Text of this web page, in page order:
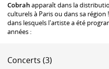
Cobrahapparaît dans la
culturels à Paris ou dans sa
dans lesquels l'artiste a été
années :
Concerts (3)